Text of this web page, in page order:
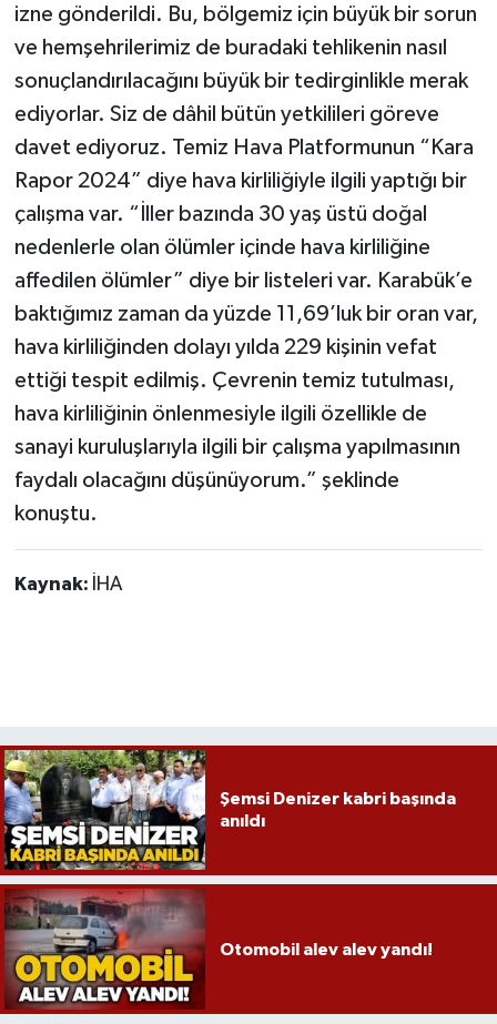
izne gönderildi. Bu, bölgemiz için büyük bir sorun
ve hemşehrilerimiz de buradaki tehlikenin nasıl
sonuçlandırılacağını büyük bir tedirginlikle merak
ediyorlar. Siz de dâhil bütün yetkilileri göreve
davet ediyoruz. Temiz Hava Platformunun “Kara
Rapor 2024” diye hava kirliliğiyle ilgili yaptığı bir
çalışma var. “İller bazında 30 yaş üstü doğal
nedenlerle olan ölümler içinde hava kirliliğine
affedilen ölümler” diye bir listeleri var. Karabük’e
baktığımız zaman da yüzde 11,69’luk bir oran var,
hava kirliliğinden dolayı yılda 229 kişinin vefat
ettiği tespit edilmiş. Çevrenin temiz tutulması,
hava kirliliğinin önlenmesiyle ilgili özellikle de
sanayi kuruluşlarıyla ilgili bir çalışma yapılmasının
faydalı olacağını düşünüyorum.” şeklinde
konuştu.
Kaynak: İHA
Şemsi Denizer kabri başında
anıldı
Otomobil alev alev yandı!